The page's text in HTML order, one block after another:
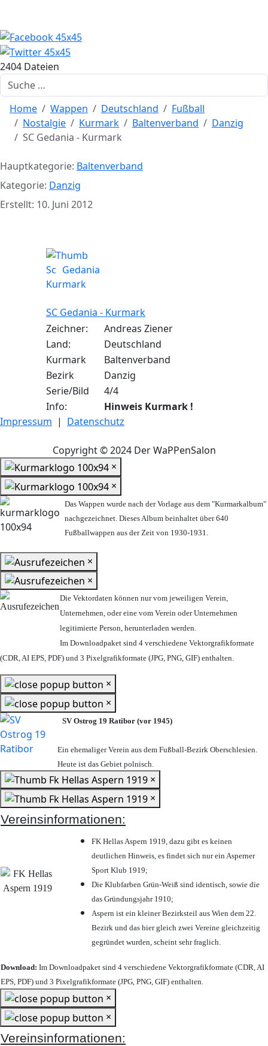
2404 Dateien
Suchen
Home Wappen Deutschland
Fußball
Nostalgie
Kurmark Baltenverband
Danzig
SC Gedania - Kurmark
Hauptkategorie: Baltenverband
Kategorie: Danzig
Erstellt: 10. Juni 2012
SC Gedania - Kurmark
Zeichner:
Andreas Ziener
Land:
Deutschland
Kurmark
Baltenverband
Bezirk
Danzig
Serie/Bild
4/4
Info:
Hinweis Kurmark !
Impressum | Datenschutz
Copyright © 2024 Der WaPPenSalon
×
×
Das Wappen wurde nach der Vorlage aus dem "Kurmarkalbum"
nachgezeichnet. Dieses Album beinhaltet über 640
Fußballwappen aus der Zeit von 1930-1931.
×
×
Die Vektordaten können nur vom jeweiligen Verein,
Unternehmen, oder eine vom Verein oder Unternehmen
legitimierte Person, herunterladen werden.
Im Downloadpaket sind 4 verschiedene Vektorgrafikformate
(CDR, AI EPS, PDF) und 3 Pixelgrafikformate (JPG, PNG, GIF) enthalten.
×
×
SV Ostrog 19 Ratibor (vor 1945)
Ein ehemaliger Verein aus dem Fußball-Bezirk Oberschlesien.
Heute ist das Gebiet polnisch.
×
×
Vereinsinformationen:
FK Hellas Aspern 1919, dazu gibt es keinen
deutlichen Hinweis, es findet sich nur ein Asperner
Sport Klub 1919;
Die Klubfarben Grün-Weiß sind identisch, sowie die
das Gründungsjahr 1910;
Aspern ist ein kleiner Bezirksteil aus Wien dem 22.
Bezirk und das hier gleich zwei Vereine gleichzeitig
gegründet wurden, scheint sehr fraglich.
Download: Im Downloadpaket sind 4 verschiedene Vektorgrafikformate (CDR, AI
EPS, PDF) und 3 Pixelgrafikformate (JPG, PNG, GIF) enthalten.
×
×
Vereinsinformationen: